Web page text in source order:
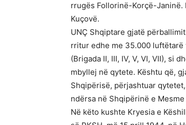
rrugës Follorinë-Korçë-Janinë.
Kuçovë.
UNÇ Shqiptare gjatë
rritur edhe me 35.000
(Brigada II, III, IV, V, VI, VII), si
mbyllej në qytete. Kështu që,
Shqipërisë, përjashtuar
ndërsa në Shqipërinë e
Në këto kushte Kryesia e